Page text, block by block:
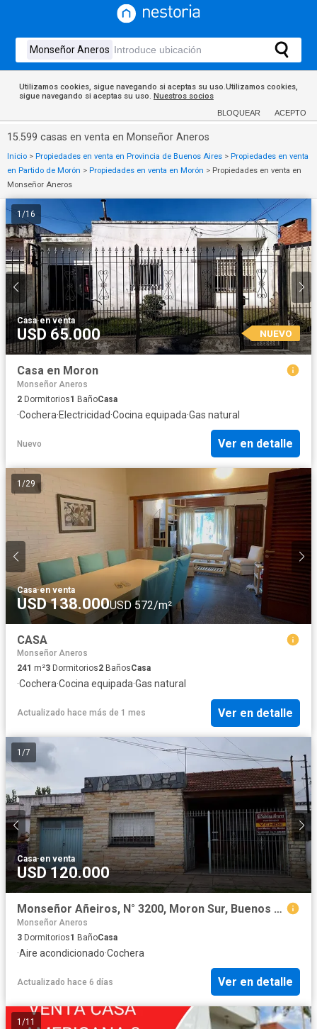
Utilizamos cookies, sigue navegando si aceptas su uso.Utilizamos cookies,
sigue navegando si aceptas su uso. Nuestros socios
BLOQUEAR ACEPTO
15.599 casas en venta en Monseñor Aneros
Inicio > Propiedades en venta en Provincia de Buenos Aires > Propiedades en venta
en Partido de Morón > Propiedades en venta en Morón > Propiedades en venta en
Monseñor Aneros
1 /16
Casa·en venta
USD 65.000 NUEVO
Casa en Moron
Monseñor Aneros
2 Dormitorios1 BañoCasa
·Cochera·Electricidad·Cocina equipada·Gas natural
Nuevo Ver en detalle
1 /29
Casa·en venta
USD 138.000USD 572/m²
CASA
Monseñor Aneros
241 m²3 Dormitorios2 BañosCasa
·Cochera·Cocina equipada·Gas natural
Actualizado hace más de 1 mes Ver en detalle
1 /7
Casa·en venta
USD 120.000
Monseñor Añeiros, N° 3200, Moron Sur, Buenos Aires
Monseñor Aneros
3 Dormitorios1 BañoCasa
·Aire acondicionado·Cochera
Actualizado hace 6 días Ver en detalle
1 /11